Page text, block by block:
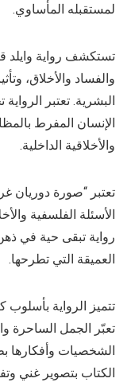
لمستقبله المأساوي.
تستكشف رواية وايلد
والفساد والأخلاق،
البشرية. تعتبر
الإنسان المفرط
والأخلاقية الداخلية.
تعتبر “صورة دوريان
الأسئلة الفلسفية
رواية تبقى حية في
العميقة التي تطرحها.
تتميز الرواية بأسلوب
تعبّر الجمل الساحرة
الشخصيات وأفكارها
الكتاب بتصوير غني